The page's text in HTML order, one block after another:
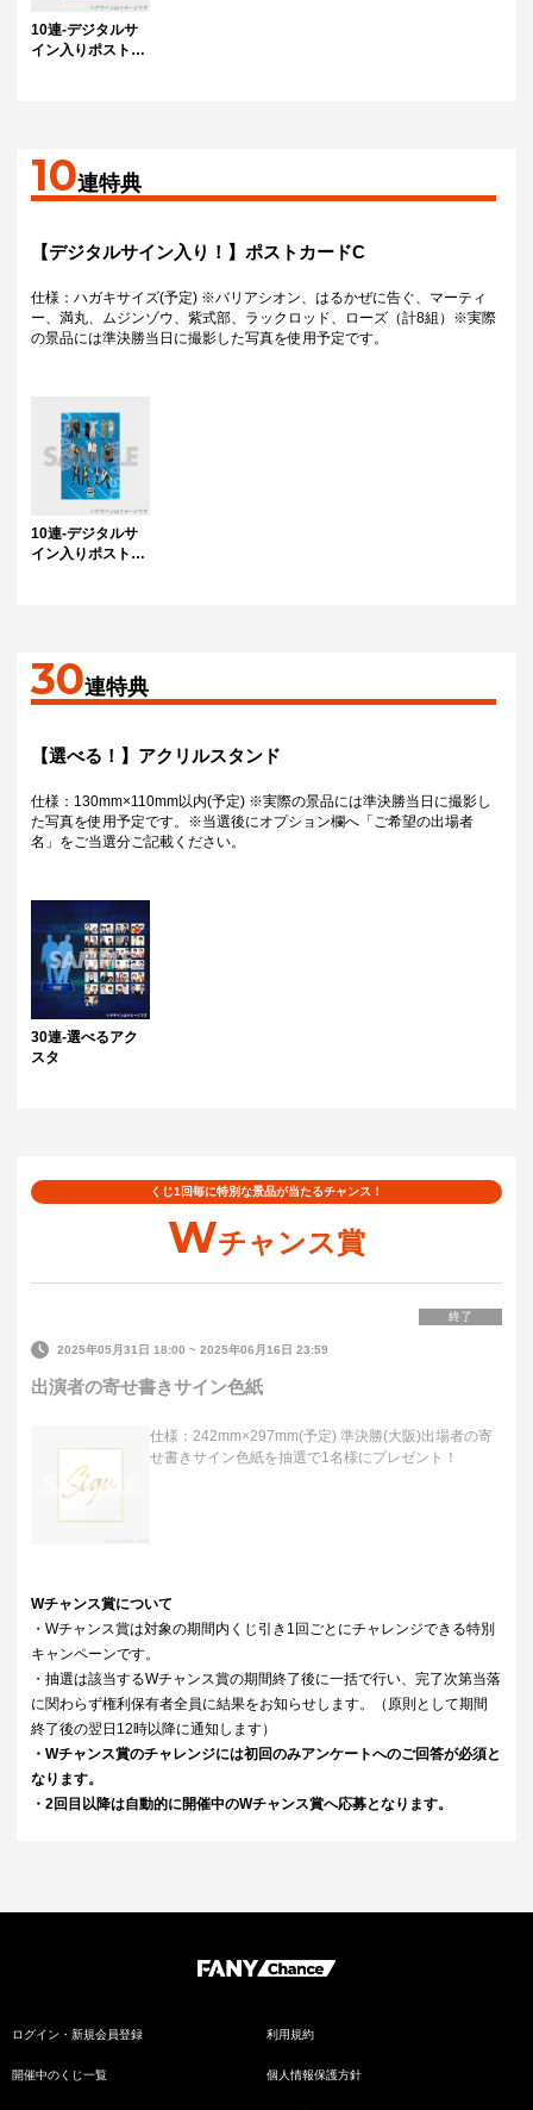
10連-デジタルサ
イン入りポストカ
10連特典
【デジタルサイン入り！】ポストカードC
仕様：ハガキサイズ(予定) ※バリアシオン、はるかぜに告ぐ、マーティ
ー、満丸、ムジンゾウ、紫式部、ラックロッド、ローズ（計8組）※実際
の景品には準決勝当日に撮影した写真を使用予定です。
10連-デジタルサ
イン入りポストカ
30連特典
【選べる！】アクリルスタンド
仕様：130mm×110mm以内(予定) ※実際の景品には準決勝当日に撮影し
た写真を使用予定です。※当選後にオプション欄へ「ご希望の出場者
名」をご当選分ご記載ください。
30連-選べるアク
スタ
くじ1回毎に特別な景品が当たるチャンス！
Wチャンス賞
終了
2025年05月31日 18:00 ~2025年06月16日 23:59
出演者の寄せ書きサイン色紙
仕様：242mm×297mm(予定) 準決勝(大阪)出場者の寄
せ書きサイン色紙を抽選で1名様にプレゼント！
Wチャンス賞について
・Wチャンス賞は対象の期間内くじ引き1回ごとにチャレンジできる特別
キャンペーンです。
・抽選は該当するWチャンス賞の期間終了後に一括で行い、完了次第当落
に関わらず権利保有者全員に結果をお知らせします。（原則として期間
終了後の翌日12時以降に通知します）
・Wチャンス賞のチャレンジには初回のみアンケートへのご回答が必須と
なります。
・2回目以降は自動的に開催中のWチャンス賞へ応募となります。
ログイン・新規会員登録
開催中のくじ一覧
利用規約
個人情報保護方針